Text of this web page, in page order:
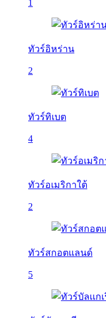
1
ทัวร์อิหร่าน
2
ทัวร์ทิเบต
4
ทัวร์อเมริกาใต้
2
ทัวร์สกอตแลนด์
5